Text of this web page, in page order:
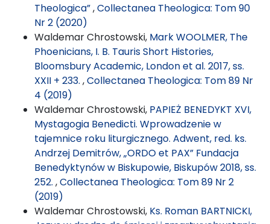
Theologica”,Collectanea Theologica: Tom 90
Nr 2 (2020)
Waldemar Chrostowski, Mark WOOLMER, The
Phoenicians, I. B. Tauris Short Histories,
Bloomsbury Academic, London et al. 2017, ss.
XXII + 233. ,Collectanea Theologica: Tom 89 Nr
4 (2019)
Waldemar Chrostowski, PAPIEŻ BENEDYKT XVI,
Mystagogia Benedicti. Wprowadzenie w
tajemnice roku liturgicznego. Adwent, red. ks.
Andrzej Demitrów, „ORDO et PAX” Fundacja
Benedyktynów w Biskupowie, Biskupów 2018, ss.
252. ,Collectanea Theologica: Tom 89 Nr 2
(2019)
Waldemar Chrostowski, Ks. Roman BARTNICKI,